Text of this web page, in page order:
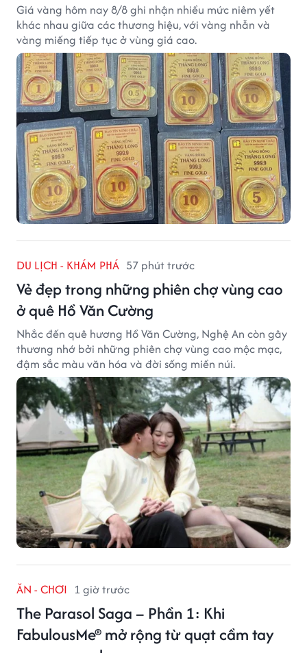
Giá vàng hôm nay 8/8 ghi nhận nhiều mức niêm yết
khác nhau giữa các thương hiệu, với vàng nhẫn và
vàng miếng tiếp tục ở vùng giá cao.
DU LỊCH - KHÁM PHÁ 57 phút trước
Vẻ đẹp trong những phiên chợ vùng cao
ở quê Hồ Văn Cường
Nhắc đến quê hương Hồ Văn Cường, Nghệ An còn gây
thương nhớ bởi những phiên chợ vùng cao mộc mạc,
đậm sắc màu văn hóa và đời sống miền núi.
ĂN - CHƠI 1 giờ trước
The Parasol Saga – Phần 1: Khi
FabulousMe® mở rộng từ quạt cầm tay